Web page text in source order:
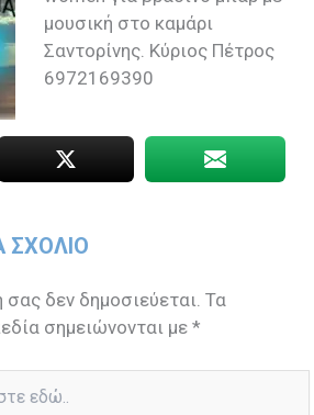
μουσική στο καμάρι
Σαντορίνης. Κύριος Πέτρος
6972169390
σας δεν δημοσιεύεται. Τα
σημειώνονται με*